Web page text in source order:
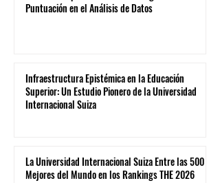
Puntuación en el Análisis de Datos
Infraestructura Epistémica en la Educación
Superior: Un Estudio Pionero de la Universidad
Internacional Suiza
La Universidad Internacional Suiza Entre las 500
Mejores del Mundo en los Rankings THE 2026